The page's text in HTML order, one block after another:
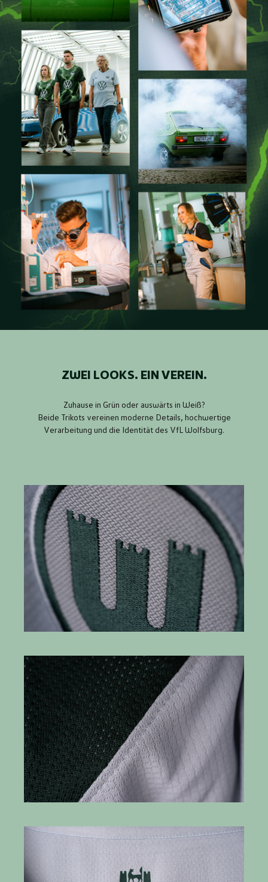
ZWEI LOOKS. EIN VEREIN.
Zuhause in Grün oder auswärts in Weiß?
Beide Trikots vereinen moderne Details, hochwertige
Verarbeitung und die Identität des VfL Wolfsburg.